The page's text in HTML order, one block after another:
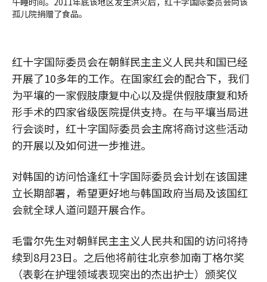
孤儿院捐赠了食品。
红十字国际委员会在朝鲜民主主义人民共和国已经
开展了10多年的工作。在国家红会的配合下，我们
为平壤的一家假肢康复中心以及提供假肢康复和矫
形手术的四家省级医院提供支持。在与平壤当局进
行会谈时，红十字国际委员会主席将商讨这些活动
的开展以及如何进一步推进。
对韩国的访问恰逢红十字国际委员会计划在该国建
立长期部署，希望更好地与韩国政府当局及该国红
会就全球人道问题开展合作。
毛雷尔先生对朝鲜民主主义人民共和国的访问将持
续到8月23日。之后他将前往北京参加南丁格尔奖
（表彰在护理领域表现突出的杰出护士）颁奖仪